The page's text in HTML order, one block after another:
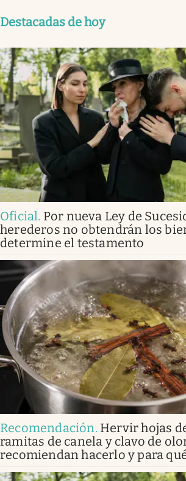
Destacadas de hoy
Oficial. Por nueva Ley de
herederos no obtendrán los
determine el testamento
Recomendación. Hervir hojas
ramitas de canela y clavo de
recomiendan hacerlo y para